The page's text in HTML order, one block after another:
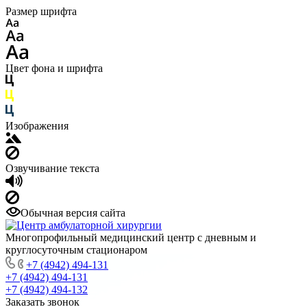
Размер шрифта
Цвет фона и шрифта
Изображения
Озвучивание текста
Обычная версия сайта
Многопрофильный медицинский центр с дневным и
круглосуточным стационаром
+7 (4942) 494-131
+7 (4942) 494-131
+7 (4942) 494-132
Заказать звонок